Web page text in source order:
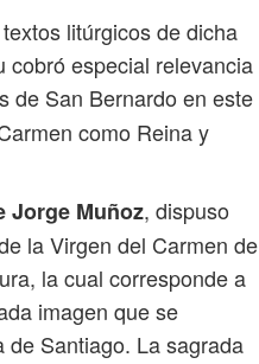
litúrgicos de dicha
cobró especial relevancia
de San Bernardo en este
como Reina y
Jorge Muñoz, dispuso
la Virgen del Carmen de
la cual corresponde a
imagen que se
Santiago. La sagrada